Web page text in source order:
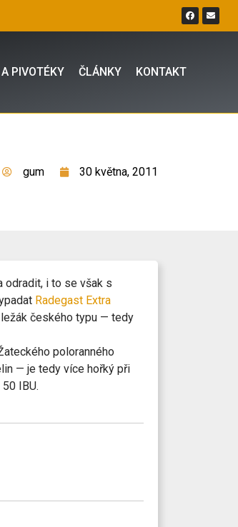
PIVOTÉKY ČLÁNKY KONTAKT
gum 30 května, 2011
odradit, i to se však s
Radegast Extra
českého typu — tedy
poloranného
— je tedy více hořký při
IBU.